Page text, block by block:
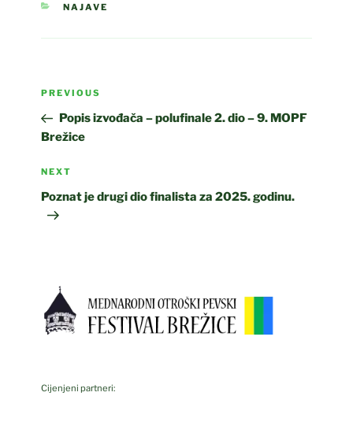
CATEGORIES
NAJAVE
Post
Previous
Post
PREVIOUS
Popis izvođača – polufinale 2. dio – 9. MOPF
Brežice
Next
Post
NEXT
Poznat je drugi dio finalista za 2025. godinu.
Cijenjeni partneri: